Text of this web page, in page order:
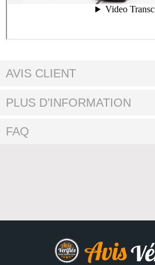
AVIS CLIENT
PLUS D’INFORMATION
FAQ